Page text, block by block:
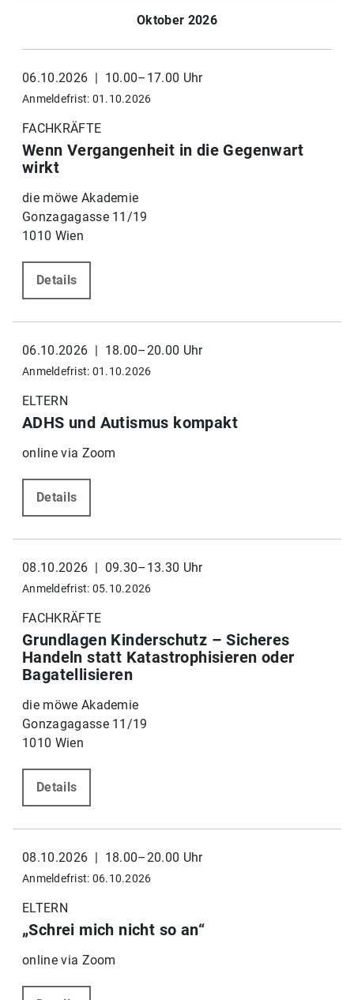
Oktober 2026
06.10.2026 | 10.00–17.00 Uhr
Anmeldefrist: 01.10.2026
FACHKRÄFTE
Wenn Vergangenheit in die Gegenwart
wirkt
die möwe Akademie
Gonzagagasse 11/19
1010 Wien
Details
06.10.2026 | 18.00–20.00 Uhr
Anmeldefrist: 01.10.2026
ELTERN
ADHS und Autismus kompakt
online via Zoom
Details
08.10.2026 | 09.30–13.30 Uhr
Anmeldefrist: 05.10.2026
FACHKRÄFTE
Grundlagen Kinderschutz – Sicheres
Handeln statt Katastrophisieren oder
Bagatellisieren
die möwe Akademie
Gonzagagasse 11/19
1010 Wien
Details
08.10.2026 | 18.00–20.00 Uhr
Anmeldefrist: 06.10.2026
ELTERN
„Schrei mich nicht so an“
online via Zoom